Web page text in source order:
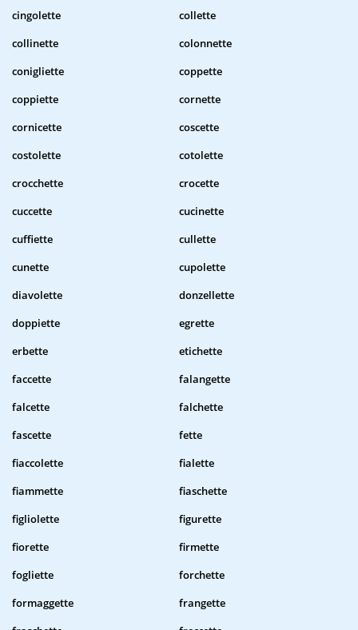
cingolette
collette
collinette
colonnette
conigliette
coppette
coppiette
cornette
cornicette
coscette
costolette
cotolette
crocchette
crocette
cuccette
cucinette
cuffiette
cullette
cunette
cupolette
diavolette
donzellette
doppiette
egrette
erbette
etichette
faccette
falangette
falcette
falchette
fascette
fette
fiaccolette
fialette
fiammette
fiaschette
figliolette
figurette
fiorette
firmette
fogliette
forchette
formaggette
frangette